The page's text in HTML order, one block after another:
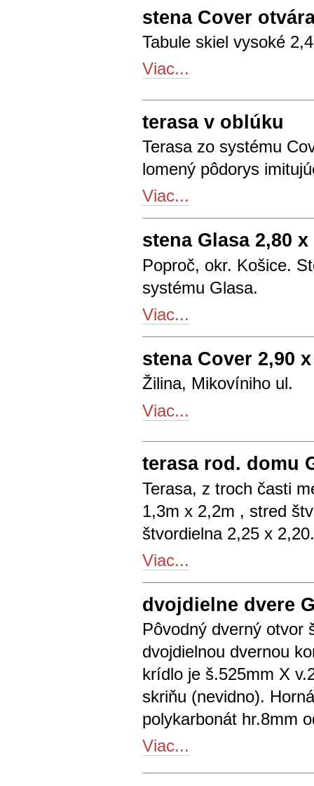
stena Cover
Tabule skiel vysoké
Viac...
terasa v oblúku
Terasa zo systému
lomený pôdorys
Viac...
stena Glasa 2,80 x
Poproč, okr. Košice.
systému Glasa.
Viac...
stena Cover 2,90
Žilina, Mikovíniho ul.
Viac...
terasa rod. domu
Terasa, z troch časti
1,3m x 2,2m , stred
štvordielna 2,25 x
Viac...
dvojdielne dvere
Pôvodný dverný otvor
dvojdielnou dvernou
krídlo je š.525mm X
skriňu (nevidno).
polykarbonát hr.8mm
Viac...